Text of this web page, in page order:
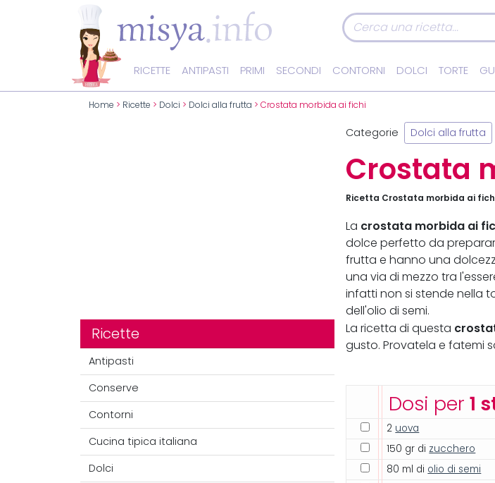
RICETTE ANTIPASTI PRIMI SECONDI CONTORNI DOLCI TORTE
Home > Ricette > Dolci > Dolci alla frutta > Crostata morbida ai fichi
Ricette
Antipasti
Conserve
Contorni
Cucina tipica italiana
Dolci
Categorie Dolci alla frutta
Crostata
Ricetta Crostata morbida ai
La crostata morbida ai
dolce perfetto da
frutta e hanno una
una via di mezzo tra
infatti non si stende nella
dell'olio di semi.
La ricetta di questa
gusto. Provatela e fatemi
Dosi per1
2 uova
150 gr di zucchero
80 ml di olio di semi